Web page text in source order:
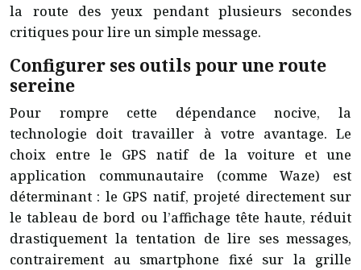
la route des yeux pendant plusieurs secondes
critiques pour lire un simple message.
Configurer ses outils pour une route
sereine
Pour rompre cette dépendance nocive, la
technologie doit travailler à votre avantage. Le
choix entre le GPS natif de la voiture et une
application communautaire (comme Waze) est
déterminant : le GPS natif, projeté directement sur
le tableau de bord ou l’affichage tête haute, réduit
drastiquement la tentation de lire ses messages,
contrairement au smartphone fixé sur la grille